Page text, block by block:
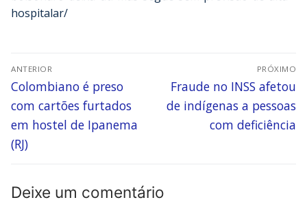
hospitalar/
ANTERIOR
Colombiano é preso
com cartões furtados
em hostel de Ipanema
(RJ)
PRÓXIMO
Fraude no INSS afetou
de indígenas a pessoas
com deficiência
Deixe um comentário